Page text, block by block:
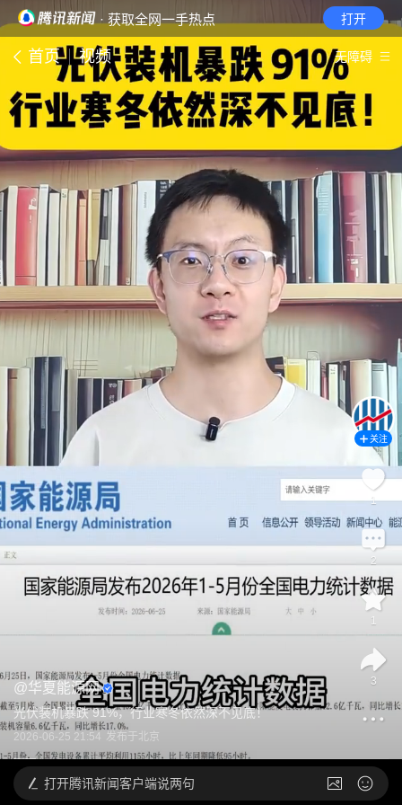
· 获取全网一手热点 打开
首页 视频 无障碍
@华夏能源网
光伏装机暴跌 91%，行业寒冬依然深不见底！
2026-06-25 21:54 发布于北京
关注
1
2
1
3
打开腾讯新闻客户端说两句